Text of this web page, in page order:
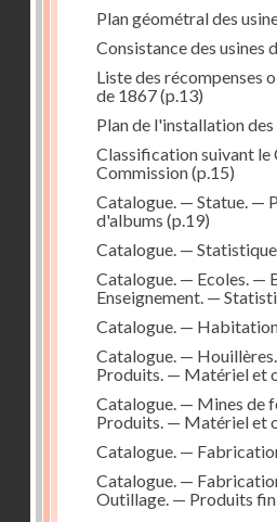
Plan géométral des
Consistance des usines
Liste des récompenses
de 1867(p.13)
Plan de l'installation
Classification suivant
Commission(p.15)
Catalogue. — Statue. —
d'albums (p.19)
Catalogue. —
Catalogue. — Ecoles. —
Enseignement. —
Catalogue. —
Catalogue. —
Produits. — Matériel et
Catalogue. — Mines de
Produits. — Matériel et
Catalogue. —
Catalogue. —
Outillage. — Produits